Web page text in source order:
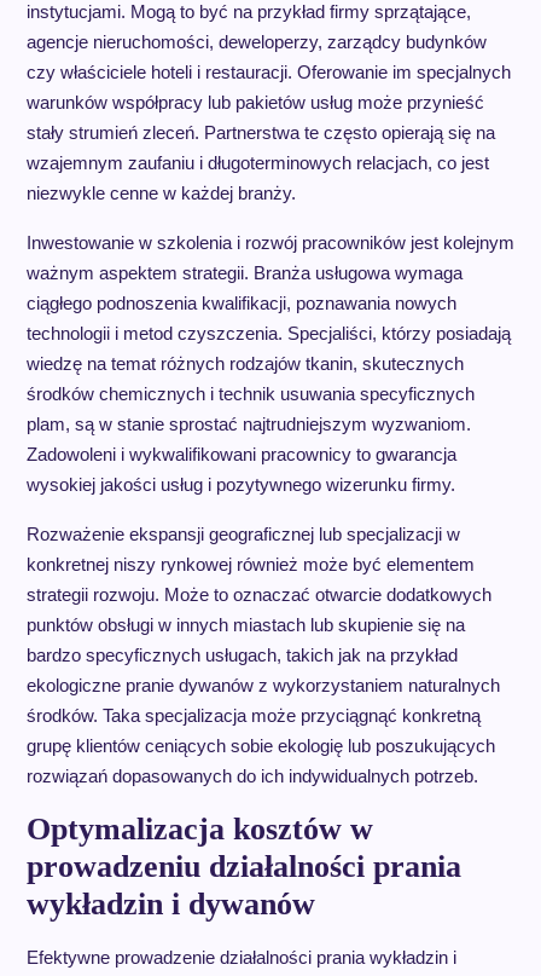
instytucjami. Mogą to być na przykład firmy sprzątające,
agencje nieruchomości, deweloperzy, zarządcy budynków
czy właściciele hoteli i restauracji. Oferowanie im specjalnych
warunków współpracy lub pakietów usług może przynieść
stały strumień zleceń. Partnerstwa te często opierają się na
wzajemnym zaufaniu i długoterminowych relacjach, co jest
niezwykle cenne w każdej branży.
Inwestowanie w szkolenia i rozwój pracowników jest kolejnym
ważnym aspektem strategii. Branża usługowa wymaga
ciągłego podnoszenia kwalifikacji, poznawania nowych
technologii i metod czyszczenia. Specjaliści, którzy posiadają
wiedzę na temat różnych rodzajów tkanin, skutecznych
środków chemicznych i technik usuwania specyficznych
plam, są w stanie sprostać najtrudniejszym wyzwaniom.
Zadowoleni i wykwalifikowani pracownicy to gwarancja
wysokiej jakości usług i pozytywnego wizerunku firmy.
Rozważenie ekspansji geograficznej lub specjalizacji w
konkretnej niszy rynkowej również może być elementem
strategii rozwoju. Może to oznaczać otwarcie dodatkowych
punktów obsługi w innych miastach lub skupienie się na
bardzo specyficznych usługach, takich jak na przykład
ekologiczne pranie dywanów z wykorzystaniem naturalnych
środków. Taka specjalizacja może przyciągnąć konkretną
grupę klientów ceniących sobie ekologię lub poszukujących
rozwiązań dopasowanych do ich indywidualnych potrzeb.
Optymalizacja kosztów w
prowadzeniu działalności prania
wykładzin i dywanów
Efektywne prowadzenie działalności prania wykładzin i